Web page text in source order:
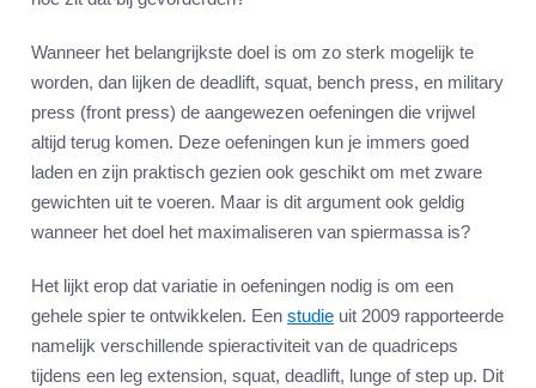
Wanneer het belangrijkste doel is om zo sterk mogelijk te
worden, dan lijken de deadlift, squat, bench press, en military
press (front press) de aangewezen oefeningen die vrijwel
altijd terug komen. Deze oefeningen kun je immers goed
laden en zijn praktisch gezien ook geschikt om met zware
gewichten uit te voeren. Maar is dit argument ook geldig
wanneer het doel het maximaliseren van spiermassa is?
Het lijkt erop dat variatie in oefeningen nodig is om een
gehele spier te ontwikkelen. Een studie uit 2009 rapporteerde
namelijk verschillende spieractiviteit van de quadriceps
tijdens een leg extension, squat, deadlift, lunge of step up. Dit